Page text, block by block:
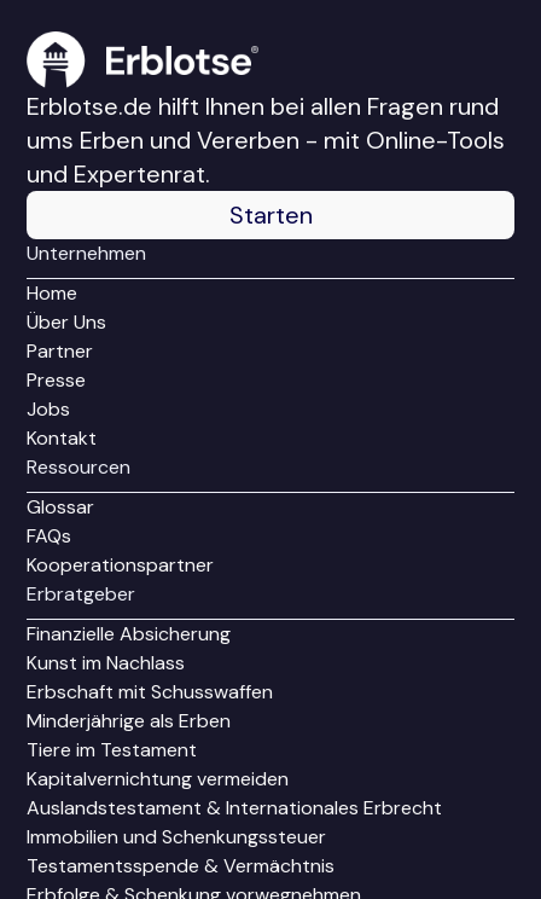
Erblotse.de hilft Ihnen bei allen Fragen rund
ums Erben und Vererben - mit Online-Tools
und Expertenrat.
Starten
Unternehmen
Home
Über Uns
Partner
Presse
Jobs
Kontakt
Ressourcen
Glossar
FAQs
Kooperationspartner
Erbratgeber
Finanzielle Absicherung
Kunst im Nachlass
Erbschaft mit Schusswaffen
Minderjährige als Erben
Tiere im Testament
Kapitalvernichtung vermeiden
Auslandstestament & Internationales Erbrecht
Immobilien und Schenkungssteuer
Testamentsspende & Vermächtnis